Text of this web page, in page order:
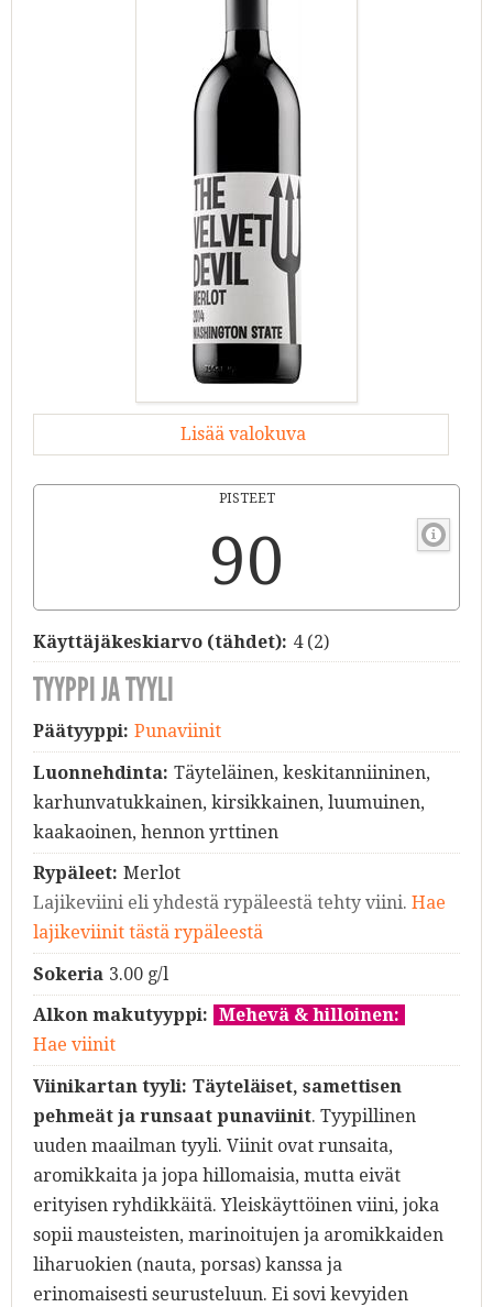
Lisää valokuva
PISTEET
90
Käyttäjäkeskiarvo (tähdet): 4 (2)
TYYPPI JA TYYLI
Päätyyppi: Punaviinit
Luonnehdinta: Täyteläinen, keskitanniininen,
karhunvatukkainen, kirsikkainen, luumuinen,
kaakaoinen, hennon yrttinen
Rypäleet: Merlot
Lajikeviini eli yhdestä rypäleestä tehty viini. Hae
lajikeviinit tästä rypäleestä
Sokeria 3.00 g/l
Alkon makutyyppi: Mehevä & hilloinen:
Hae viinit
Viinikartan tyyli: Täyteläiset, samettisen
pehmeät ja runsaat punaviinit. Tyypillinen
uuden maailman tyyli. Viinit ovat runsaita,
aromikkaita ja jopa hillomaisia, mutta eivät
erityisen ryhdikkäitä. Yleiskäyttöinen viini, joka
sopii mausteisten, marinoitujen ja aromikkaiden
liharuokien (nauta, porsas) kanssa ja
erinomaisesti seurusteluun. Ei sovi kevyiden